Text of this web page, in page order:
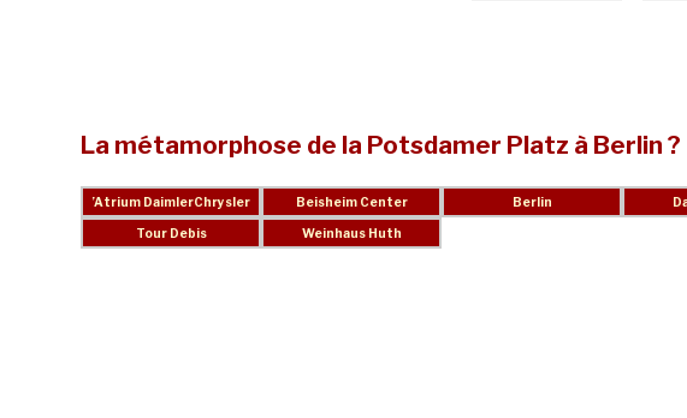
La métamorphose de la Potsdamer Platz à Berlin ?